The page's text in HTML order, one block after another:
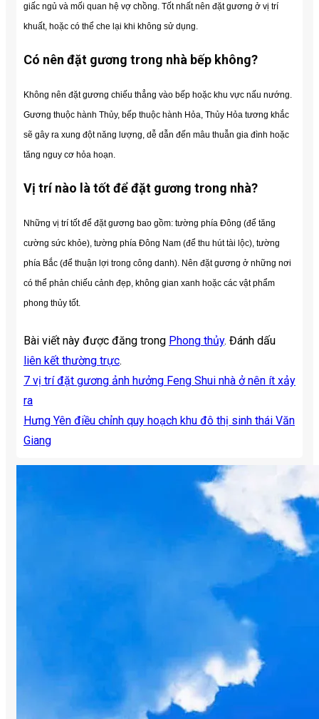
giấc ngủ và mối quan hệ vợ chồng. Tốt nhất nên đặt gương ở vị trí
khuất, hoặc có thể che lại khi không sử dụng.
Có nên đặt gương trong nhà bếp không?
Không nên đặt gương chiếu thẳng vào bếp hoặc khu vực nấu nướng.
Gương thuộc hành Thủy, bếp thuộc hành Hỏa, Thủy Hỏa tương khắc
sẽ gây ra xung đột năng lượng, dễ dẫn đến mâu thuẫn gia đình hoặc
tăng nguy cơ hỏa hoạn.
Vị trí nào là tốt để đặt gương trong nhà?
Những vị trí tốt để đặt gương bao gồm: tường phía Đông (để tăng
cường sức khỏe), tường phía Đông Nam (để thu hút tài lộc), tường
phía Bắc (để thuận lợi trong công danh). Nên đặt gương ở những nơi
có thể phản chiếu cảnh đẹp, không gian xanh hoặc các vật phẩm
phong thủy tốt.
Bài viết này được đăng trong Phong thủy. Đánh dấu
liên kết thường trực.
7 vị trí đặt gương ảnh hưởng Feng Shui nhà ở nên ít xảy
ra
Hưng Yên điều chỉnh quy hoạch khu đô thị sinh thái Văn
Giang